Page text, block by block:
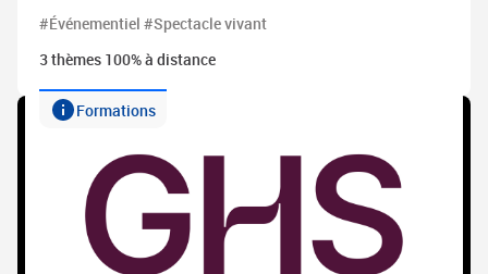
#Événementiel #Spectacle vivant
3 thèmes 100% à distance
Formations